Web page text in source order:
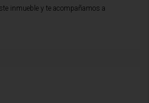
inmueble y te acompañamos a